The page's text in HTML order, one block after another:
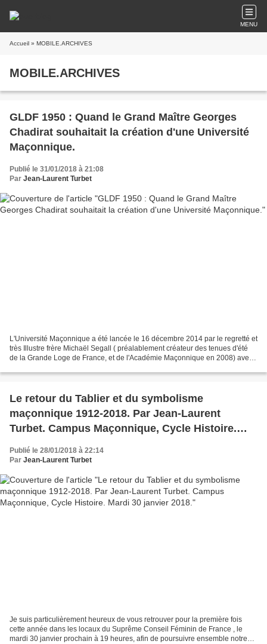
MENU
Accueil » MOBILE.ARCHIVES
MOBILE.ARCHIVES
GLDF 1950 : Quand le Grand Maître Georges
Chadirat souhaitait la création d'une Université
Maçonnique.
Publié le 31/01/2018 à 21:08
Par Jean-Laurent Turbet
L'Université Maçonnique a été lancée le 16 décembre 2014 par le regretté et
très Illustre frère Michaël Segall ( préalablement créateur des tenues d'été
de la Grande Loge de France, et de l'Académie Maçonnique en 2008) avec
Le retour du Tablier et du symbolisme
maçonnique 1912-2018. Par Jean-Laurent
Turbet. Campus Maçonnique, Cycle Histoire.
Publié le 28/01/2018 à 22:14
Par Jean-Laurent Turbet
Je suis particulièrement heureux de vous retrouver pour la première fois
cette année dans les locaux du Suprême Conseil Féminin de France , le
mardi 30 janvier prochain à 19 heures, afin de poursuivre ensemble notre